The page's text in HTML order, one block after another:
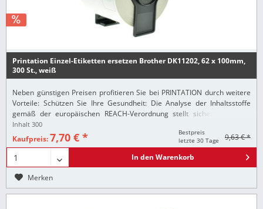
Printation Einzel-Etiketten ersetzen Brother DK11202, 62 x 100mm,
300 St., weiß
Neben günstigen Preisen profitieren Sie bei PRINTATION durch weitere
Vorteile: Schützen Sie Ihre Gesundheit: Die Analyse der Inhaltsstoffe
gemäß der europäischen REACH-Verordnung stellt sicher, dass alle
Printation-Produkte nur...
Inhalt300
Kaufpreis:7,70 € * 9,63 € *
Bestpreis
letzte 30 Tage
In den Warenkorb
Merken